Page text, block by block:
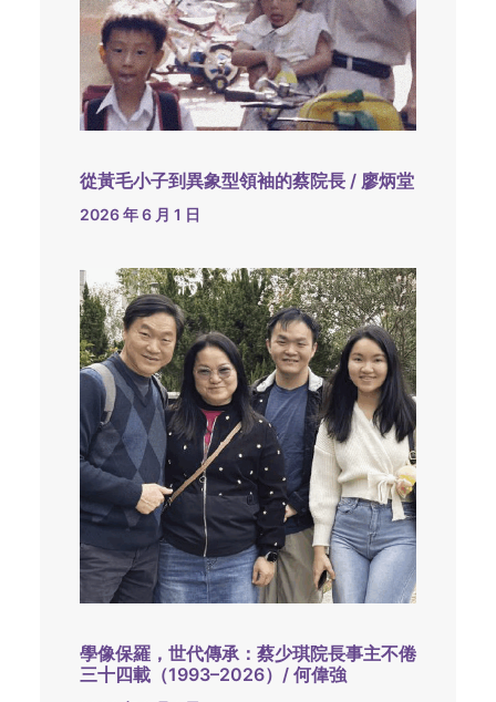
從黃毛小子到異象型領袖的蔡院長 / 廖炳堂
2026 年 6 月 1 日
學像保羅，世代傳承：蔡少琪院長事主不倦
三十四載（1993–2026）/ 何偉強